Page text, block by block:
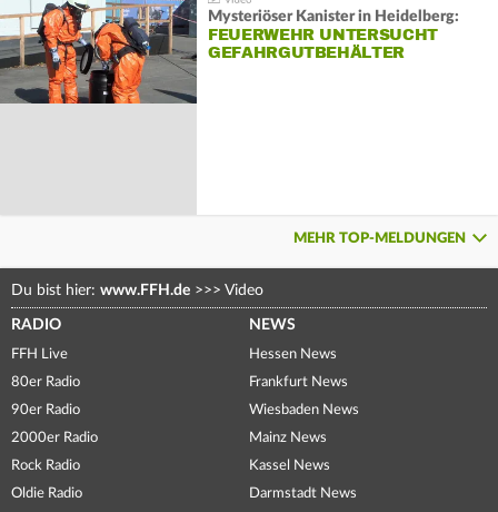
Mysteriöser Kanister in Heidelberg:
FEUERWEHR UNTERSUCHT
GEFAHRGUTBEHÄLTER
MEHR TOP-MELDUNGEN
Du bist hier: www.FFH.de >>> Video
RADIO
FFH Live
80er Radio
90er Radio
2000er Radio
Rock Radio
Oldie Radio
NEWS
Hessen News
Frankfurt News
Wiesbaden News
Mainz News
Kassel News
Darmstadt News